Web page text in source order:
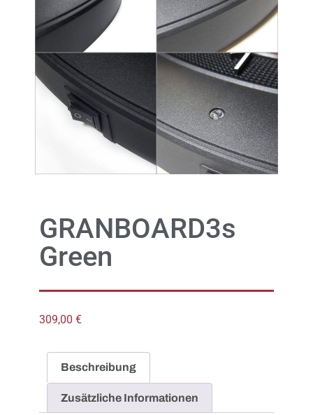
GRANBOARD3s
Green
309,00 €
Beschreibung
Zusätzliche Informationen